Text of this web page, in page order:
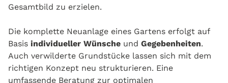
Gesamtbild zu erzielen.
Die komplette Neuanlage eines Gartens erfolgt auf
Basis individueller Wünsche und Gegebenheiten.
Auch verwilderte Grundstücke lassen sich mit dem
richtigen Konzept neu strukturieren. Eine
umfassende Beratung zur optimalen